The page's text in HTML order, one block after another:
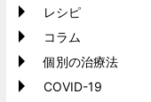
レシピ
コラム
個別の治療法
COVID-19